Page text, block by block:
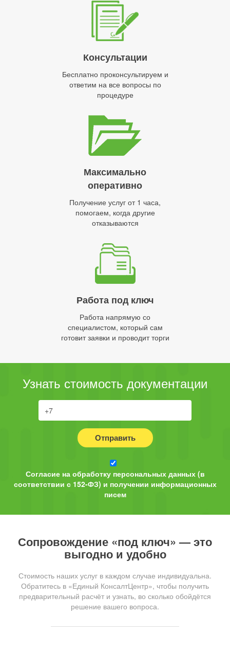
Консультации
Бесплатно проконсультируем и
ответим на все вопросы по
процедуре
Максимально
оперативно
Получение услуг от 1 часа,
помогаем, когда другие
отказываются
Работа под ключ
Работа напрямую со
специалистом, который сам
готовит заявки и проводит торги
Узнать стоимость документации
Отправить
Согласие на обработку персональных данных (в
соответствии с 152-ФЗ) и получении информационных
писем
Сопровождение «под ключ» — это
выгодно и удобно
Стоимость наших услуг в каждом случае индивидуальна.
Обратитесь в «Единый КонсалтЦентр», чтобы получить
предварительный расчёт и узнать, во сколько обойдётся
решение вашего вопроса.